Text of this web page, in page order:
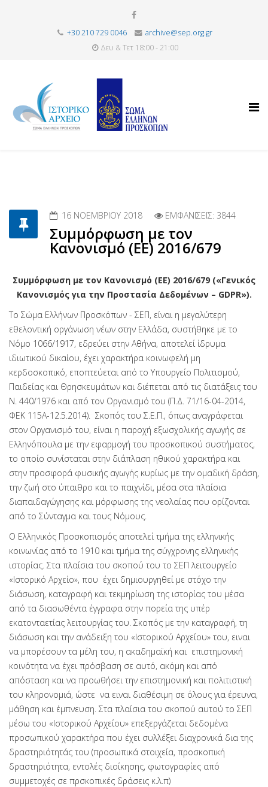
+30 210 729 0046
archive@sep.org.gr
Δευ & Τετ 18:00 - 21:00
16 ΝΟΕΜΒΡΊΟΥ 2018 ΕΜΦΑΝΊΣΕΙΣ: 3844
Συμμόρφωση με τον
Κανονισμό (ΕΕ) 2016/679
Συμμόρφωση με τον Κανονισμό (ΕΕ) 2016/679 («Γενικός
Κανονισμός για την Προστασία Δεδομένων – GDPR»).
Το Σώμα Ελλήνων Προσκόπων - ΣΕΠ, είναι η μεγαλύτερη
εθελοντική οργάνωση νέων στην Ελλάδα, συστήθηκε με το
Νόμο 1066/1917, εδρεύει στην Αθήνα, αποτελεί ίδρυμα
ιδιωτικού δικαίου, έχει χαρακτήρα κοινωφελή μη
κερδοσκοπικό, εποπτεύεται από το Υπουργείο Πολιτισμού,
Παιδείας και Θρησκευμάτων και διέπεται από τις διατάξεις του
Ν. 440/1976 και από τον Οργανισμό του (Π.Δ. 71/16-04-2014,
ΦΕΚ 115Α-12.5.2014). Σκοπός του Σ.Ε.Π., όπως αναγράφεται
στον Οργανισμό του, είναι η παροχή εξωσχολικής αγωγής σε
Ελληνόπουλα με την εφαρμογή του προσκοπικού συστήματος,
το οποίο συνίσταται στην διάπλαση ηθικού χαρακτήρα και
στην προσφορά φυσικής αγωγής κυρίως με την ομαδική δράση,
την ζωή στο ύπαιθρο και το παιχνίδι, μέσα στα πλαίσια
διαπαιδαγώγησης και μόρφωσης της νεολαίας που ορίζονται
από το Σύνταγμα και τους Νόμους.
Ο Ελληνικός Προσκοπισμός αποτελεί τμήμα της ελληνικής
κοινωνίας από το 1910 και τμήμα της σύγχρονης ελληνικής
ιστορίας. Στα πλαίσια του σκοπού του το ΣΕΠ λειτουργείο
«Ιστορικό Αρχείο», που έχει δημιουργηθεί με στόχο την
διάσωση, καταγραφή και τεκμηρίωση της ιστορίας του μέσα
από τα διασωθέντα έγγραφα στην πορεία της υπέρ
εκατονταετίας λειτουργίας του. Σκοπός με την καταγραφή, τη
διάσωση και την ανάδειξη του «Ιστορικού Αρχείου» του, ειναι
να μπορέσουν τα μέλη του, η ακαδημαϊκή και επιστημονική
κοινότητα να έχει πρόσβαση σε αυτό, ακόμη και από
απόσταση και να προωθήσει την επιστημονική και πολιτιστική
του κληρονομιά, ώστε να ειναι διαθέσιμη σε όλους για έρευνα,
μάθηση και έμπνευση. Στα πλαίσια του σκοπού αυτού το ΣΕΠ
μέσω του «Ιστορικού Αρχείου» επεξεργάζεται δεδομένα
προσωπικού χαρακτήρα που έχει συλλέξει διαχρονικά δια της
δραστηριότητάς του (προσωπικά στοιχεία, προσκοπική
δραστηριότητα, εντολές διοίκησης, φωτογραφίες από
συμμετοχές σε πρσκοπικές δράσεις κ.λ.π)